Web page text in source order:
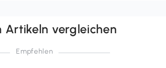
Artikeln vergleichen
Empfehlen